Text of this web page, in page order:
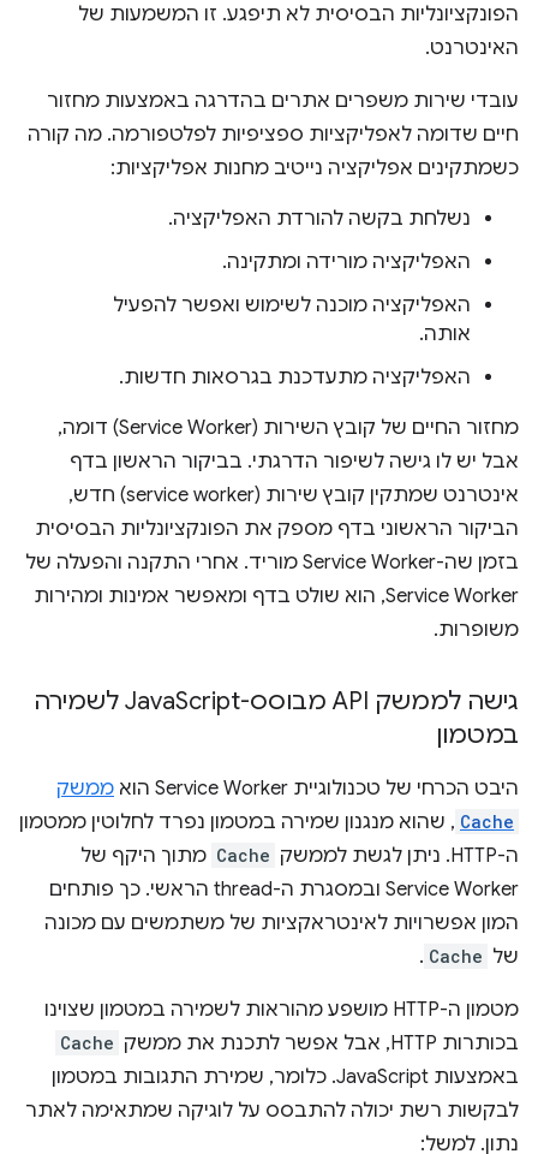
הפונקציונליות הבסיסית לא תיפגע. זו המשמעות של
האינטרנט.
עובדי שירות משפרים אתרים בהדרגה באמצעות מחזור
חיים שדומה לאפליקציות ספציפיות לפלטפורמה. מה קורה
כשמתקינים אפליקציה נייטיב מחנות אפליקציות:
נשלחת בקשה להורדת האפליקציה.
האפליקציה מורידה ומתקינה.
האפליקציה מוכנה לשימוש ואפשר להפעיל
אותה.
האפליקציה מתעדכנת בגרסאות חדשות.
מחזור החיים של קובץ השירות (Service Worker) דומה,
אבל יש לו גישה לשיפור הדרגתי. בביקור הראשון בדף
אינטרנט שמתקין קובץ שירות (service worker) חדש,
הביקור הראשוני בדף מספק את הפונקציונליות הבסיסית
בזמן שה-Service Worker מוריד. אחרי התקנה והפעלה של
Service Worker, הוא שולט בדף ומאפשר אמינות ומהירות
משופרות.
גישה לממשק API מבוסס-Java
Script לשמירה
במטמון
היבט הכרחי של טכנולוגיית Service Worker הוא ממשק
Cache , שהוא מנגנון שמירה במטמון נפרד לחלוטין ממטמון
ה-HTTP. ניתן לגשת לממשק
Cache מתוך היקף של
Service Worker ובמסגרת ה-thread הראשי. כך פותחים
המון אפשרויות לאינטראקציות של משתמשים עם מכונה
של Cache
.
מטמון ה-HTTP מושפע מהוראות לשמירה במטמון שצוינו
בכותרות HTTP, אבל אפשר לתכנת את ממשק
Cache
באמצעות JavaScript. כלומר, שמירת התגובות במטמון
לבקשות רשת יכולה להתבסס על לוגיקה שמתאימה לאתר
נתון. למשל: